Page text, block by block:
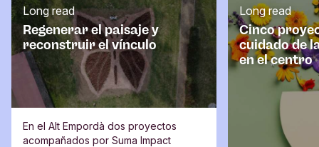
Regenerar el paisaje y
reconstruir el vínculo
Long read
En el Alt Empordà dos proyectos
acompañados por Suma Impact
Cinco
cuidado de
en el centro
Long read